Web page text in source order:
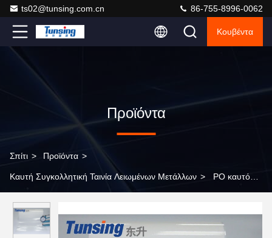
ts02@tunsing.com.cn 86-755-8996-0062
Κουβέντα
Προϊόντα
Σπίτι > Προϊόντα >
Καυτή Συγκολλητική Ταινία Λειωμένων Μετάλλων > PO καυτό
μετάλλων συγκολλητικό για το φύλλο αργιλίου